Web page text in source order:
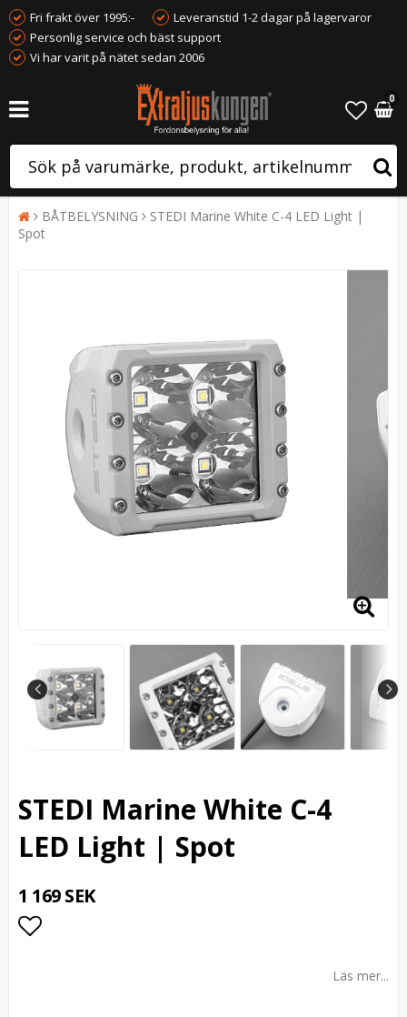
Fri frakt över 1995:-
Leveranstid 1-2 dagar på lagervaror
Personlig service och bäst support
Vi har varit på nätet sedan 2006
0
BÅTBELYSNING
STEDI Marine White C-4 LED Light |
Spot
STEDI Marine White C-4
LED Light | Spot
1 169 SEK
Läs mer...